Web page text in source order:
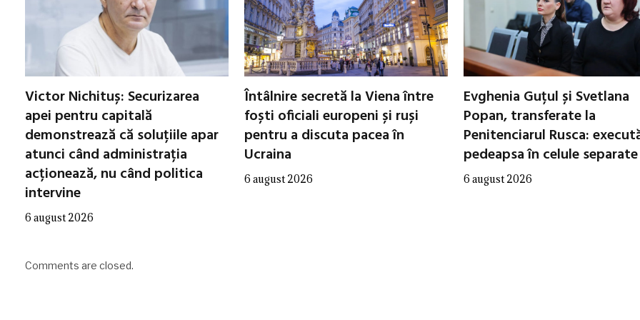
Victor Nichituș: Securizarea
apei pentru capitală
demonstrează că soluțiile apar
atunci când administrația
acționează, nu când politica
intervine
6 august 2026
Întâlnire secretă la Viena între
foști oficiali europeni și ruși
pentru a discuta pacea în
Ucraina
6 august 2026
Evghenia Guțul și Svetlana
Popan, transferate la
Penitenciarul Rusca:
pedeapsa în celule separate
6 august 2026
Comments are closed.